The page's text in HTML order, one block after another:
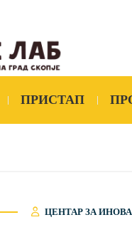
ПРИСТАП
ЦЕНТАР ЗА